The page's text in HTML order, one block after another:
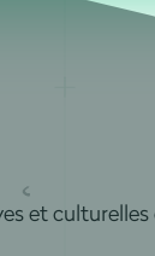
et culturelles